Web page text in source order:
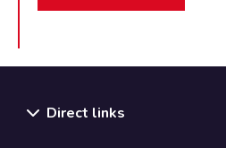
Direct links